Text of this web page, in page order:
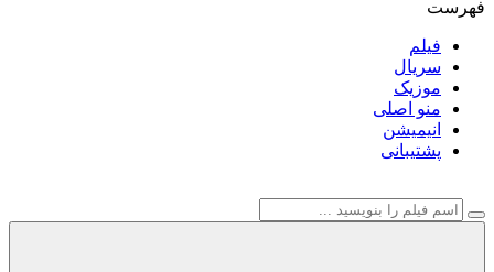
فهرست
فیلم
سریال
موزیک
منو اصلی
انیمیشن
پشتیبانی